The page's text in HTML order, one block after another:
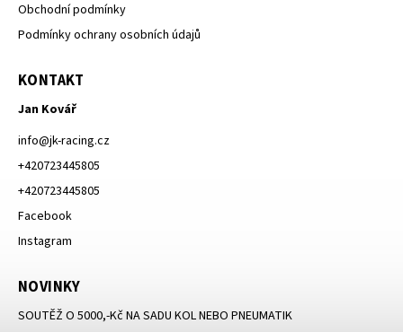
Obchodní podmínky
Podmínky ochrany osobních údajů
KONTAKT
Jan Kovář
info@jk-racing.cz
+420723445805
+420723445805
Facebook
Instagram
NOVINKY
SOUTĚŽ O 5000,-Kč NA SADU KOL NEBO PNEUMATIK